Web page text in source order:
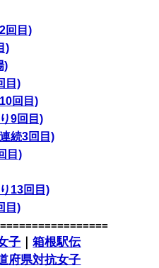
回目)
)
)
目)
回目)
9回目)
続3回目)
目)
13回目)
目)
子 ｜箱根駅伝
府県対抗女子